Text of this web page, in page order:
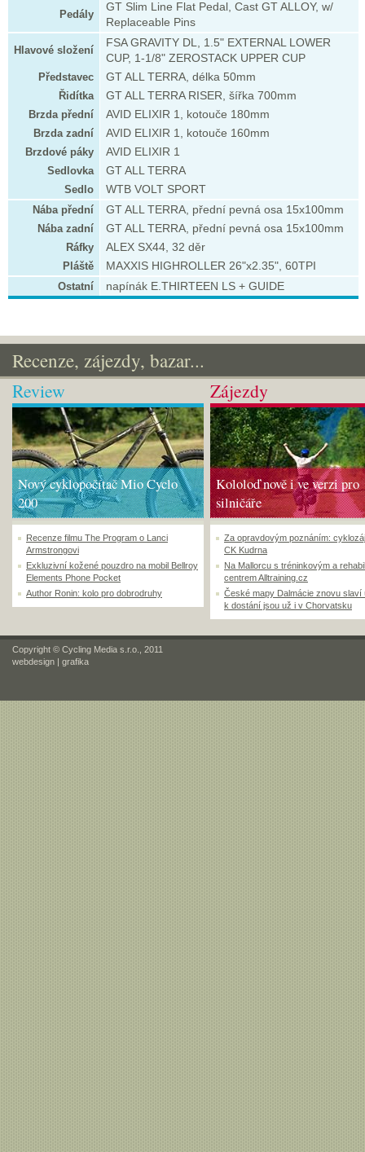
Pedály
GT Slim Line Flat Pedal, Cast GT ALLOY, w/
Replaceable Pins
Hlavové složení
FSA GRAVITY DL, 1.5" EXTERNAL LOWER
CUP, 1-1/8" ZEROSTACK UPPER CUP
Představec
GT ALL TERRA, délka 50mm
Řidítka
GT ALL TERRA RISER, šířka 700mm
Brzda přední
AVID ELIXIR 1, kotouče 180mm
Brzda zadní
AVID ELIXIR 1, kotouče 160mm
Brzdové páky
AVID ELIXIR 1
Sedlovka
GT ALL TERRA
Sedlo
WTB VOLT SPORT
Nába přední
GT ALL TERRA, přední pevná osa 15x100mm
Nába zadní
GT ALL TERRA, přední pevná osa 15x100mm
Ráfky
ALEX SX44, 32 děr
Pláště
MAXXIS HIGHROLLER 26"x2.35", 60TPI
Ostatní
napínák E.THIRTEEN LS + GUIDE
Recenze, zájezdy, bazar...
Review
Nový cyklopočítač Mio Cyclo
200
Recenze filmu The Program o Lanci
Armstrongovi
Exkluzivní kožené pouzdro na mobil Bellroy
Elements Phone Pocket
Author Ronin: kolo pro dobrodruhy
Zájezdy
Kololoď nově i ve verzi pro
silničáře
Za opravdovým poznáním:
CK Kudrna
Na Mallorcu s tréninkovým a
centrem Alltraining.cz
České mapy Dalmácie znovu slaví
k dostání jsou už i v Chorvatsku
Copyright © Cycling Media s.r.o., 2011
webdesign | grafika